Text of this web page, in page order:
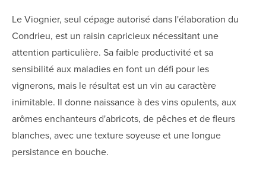
Le Viognier, seul cépage autorisé dans l'élaboration du
Condrieu, est un raisin capricieux nécessitant une
attention particulière. Sa faible productivité et sa
sensibilité aux maladies en font un défi pour les
vignerons, mais le résultat est un vin au caractère
inimitable. Il donne naissance à des vins opulents, aux
arômes enchanteurs d'abricots, de pêches et de fleurs
blanches, avec une texture soyeuse et une longue
persistance en bouche.